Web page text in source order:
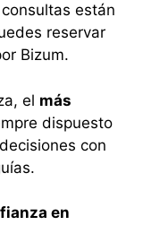
están
reservar
Bizum.
el más
dispuesto
con
en